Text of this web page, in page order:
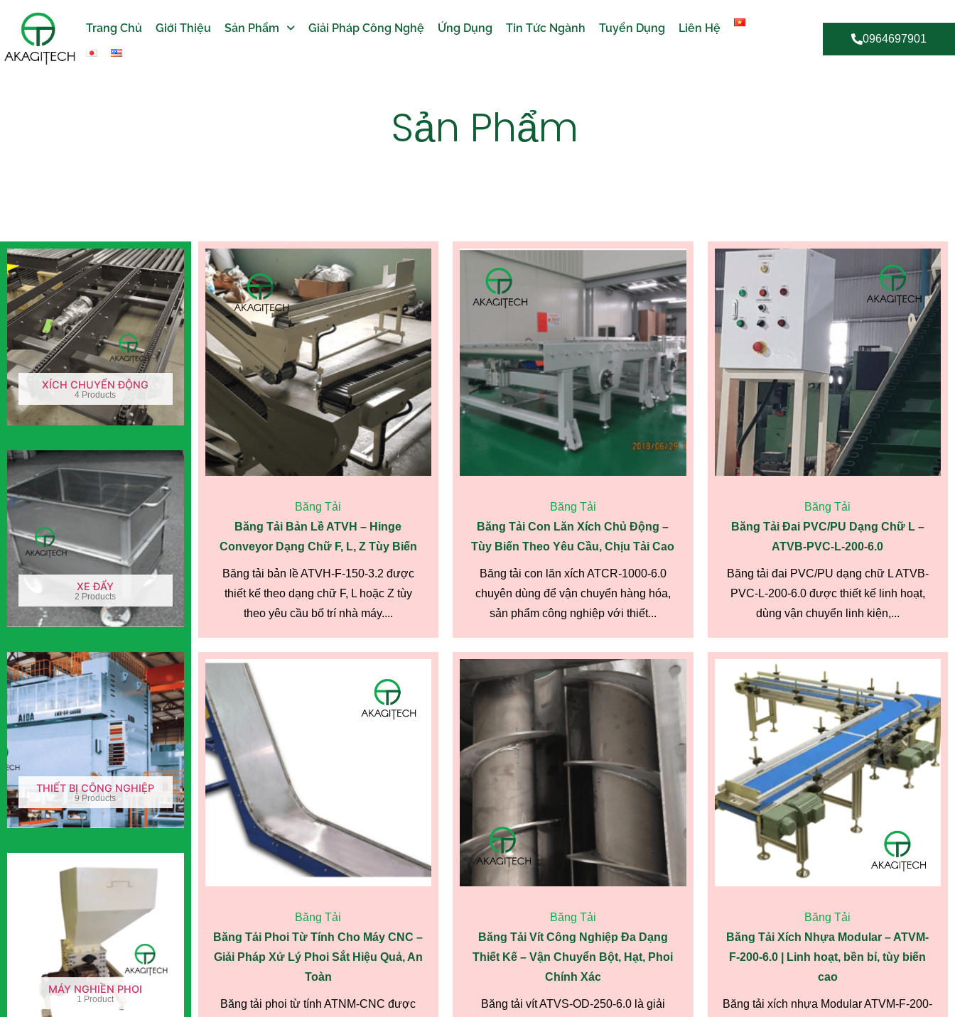
Trang Chủ Giới Thiệu Sản Phẩm Giải Pháp Công Nghệ Ứng Dụng Tin Tức Ngành Tuyển Dụng Liên Hệ
0964697901
Sản Phẩm
XÍCH CHUYỂN ĐỘNG
4 Products
XE ĐẨY
2 Products
THIẾT BỊ CÔNG NGHIỆP
9 Products
MÁY NGHIỀN PHOI
1 Product
Băng Tải
Băng Tải Bản Lề ATVH – Hinge
Conveyor Dạng Chữ F, L, Z Tùy Biến
Băng tải bản lề ATVH-F-150-3.2 được
thiết kế theo dạng chữ F, L hoặc Z tùy
theo yêu cầu bố trí nhà máy....
Băng Tải
Băng Tải Con Lăn Xích Chủ Động –
Tùy Biến Theo Yêu Cầu, Chịu Tải Cao
Băng tải con lăn xích ATCR-1000-6.0
chuyên dùng để vận chuyển hàng hóa,
sản phẩm công nghiệp với thiết...
Băng Tải
Băng Tải Đai PVC/PU Dạng Chữ L –
ATVB-PVC-L-200-6.0
Băng tải đai PVC/PU dạng chữ L ATVB-
PVC-L-200-6.0 được thiết kế linh hoạt,
dùng vận chuyển linh kiện,...
Băng Tải
Băng Tải Phoi Từ Tính Cho Máy CNC –
Giải Pháp Xử Lý Phoi Sắt Hiệu Quả, An
Toàn
Băng tải phoi từ tính ATNM-CNC được
Băng Tải
Băng Tải Vít Công Nghiệp Đa Dạng
Thiết Kế – Vận Chuyển Bột, Hạt, Phoi
Chính Xác
Băng tải vít ATVS-OD-250-6.0 là giải
Băng Tải
Băng Tải Xích Nhựa Modular – ATVM-
F-200-6.0 | Linh hoạt, bền bỉ, tùy biến
cao
Băng tải xích nhựa Modular ATVM-F-200-